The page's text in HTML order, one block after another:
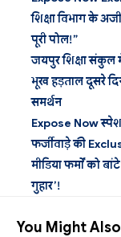
शिक्षा विभाग के
पूरी पोल!”
जयपुर शिक्षा संकुल
भूख हड़ताल दूसरे
समर्थन
Expose Now
फर्जीवाड़े की
मीडिया फर्मों को
गुहार’!
You Might